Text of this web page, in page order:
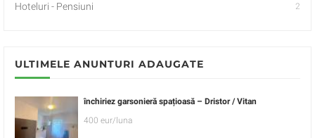
Hoteluri - Pensiuni 2
ULTIMELE ANUNTURI ADAUGATE
închiriez garsonieră spațioasă – Dristor / Vitan
400 eur/luna